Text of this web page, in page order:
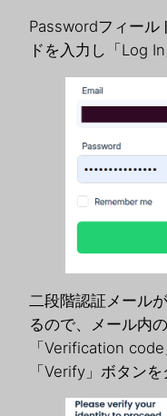
Passwordフィール
ドを入力し「Log
二段階認証メール
るので、メール内
「Verification
「Verify」ボタン